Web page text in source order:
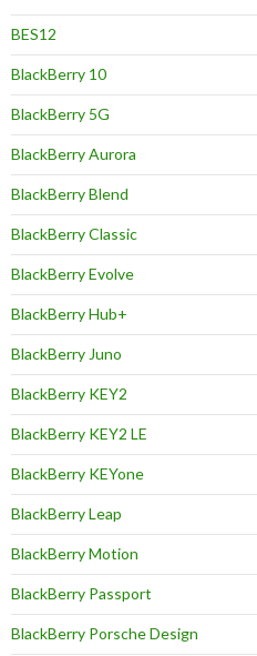
BES12
BlackBerry 10
BlackBerry 5G
BlackBerry Aurora
BlackBerry Blend
BlackBerry Classic
BlackBerry Evolve
BlackBerry Hub+
BlackBerry Juno
BlackBerry KEY2
BlackBerry KEY2 LE
BlackBerry KEYone
BlackBerry Leap
BlackBerry Motion
BlackBerry Passport
BlackBerry Porsche Design